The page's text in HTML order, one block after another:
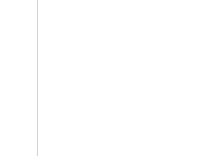
पासवर्ड के लिए
पासकी, पासवर्ड, और फ़ेडरेटेड
अपने ऐप्लिकेशन में पासवर्ड
ऐप्लिकेशन में पासवर्ड के लिए